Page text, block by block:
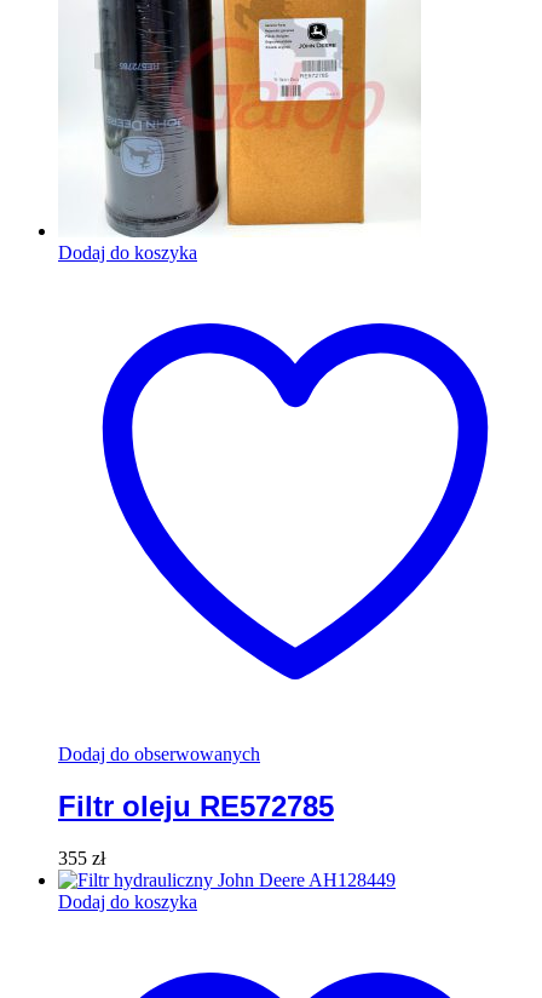
Dodaj do koszyka
Dodaj do obserwowanych
Filtr oleju RE572785
355 zł
Dodaj do koszyka